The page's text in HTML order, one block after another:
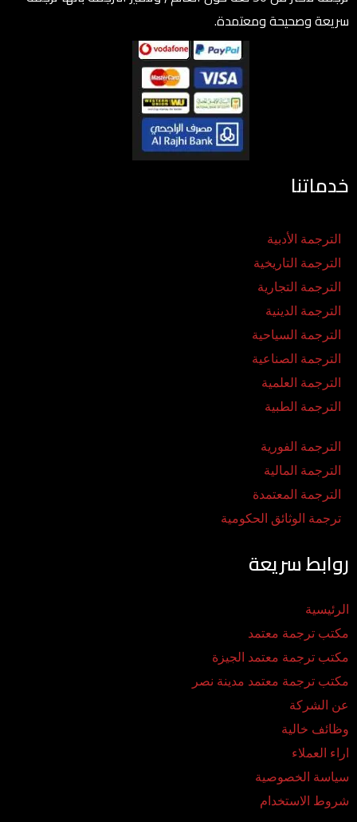
سريعة وصحيحة ومعتمدة.
خدماتنا
الترجمة الأدبية
الترجمة التاريخية
الترجمة التجارية
الترجمة الدينية
الترجمة السياحية
الترجمة الصناعية
الترجمة العلمية
الترجمة الطبية
الترجمة الفورية
الترجمة المالية
الترجمة المعتمدة
ترجمة الوثائق الحكومية
روابط سريعة
الرئيسية
مكتب ترجمة معتمد
مكتب ترجمة معتمد الجيزة
مكتب ترجمة معتمد مدينة نصر
عن الشركة
وظائف خالية
اراء العملاء
سياسة الخصوصية
شروط الاستخدام